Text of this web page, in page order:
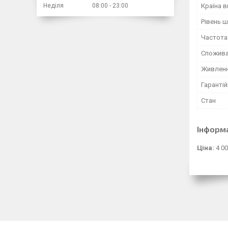
Країна
Рівень
Частота
Стан
Ціна: 4
Неділя 08:00 23:00